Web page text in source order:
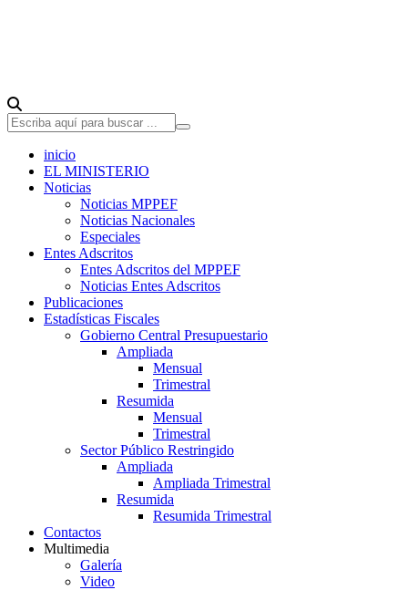
inicio
EL MINISTERIO
Noticias
Noticias MPPEF
Noticias Nacionales
Especiales
Entes Adscritos
Entes Adscritos del MPPEF
Noticias Entes Adscritos
Publicaciones
Estadísticas Fiscales
Gobierno Central Presupuestario
Ampliada
Mensual
Trimestral
Resumida
Mensual
Trimestral
Sector Público Restringido
Ampliada
Ampliada Trimestral
Resumida
Resumida Trimestral
Contactos
Multimedia
Galería
Video